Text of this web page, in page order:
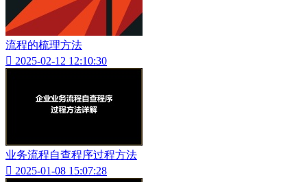
流程的梳理方法
 2025-02-12 12:10:30
业务流程自查程序过程方法
 2025-01-08 15:07:28